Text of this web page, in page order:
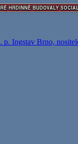
p. Ingstav Brno,